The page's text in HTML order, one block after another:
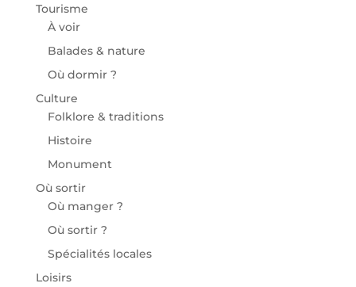
Tourisme
À voir
Balades & nature
Où dormir ?
Culture
Folklore & traditions
Histoire
Monument
Où sortir
Où manger ?
Où sortir ?
Spécialités locales
Loisirs